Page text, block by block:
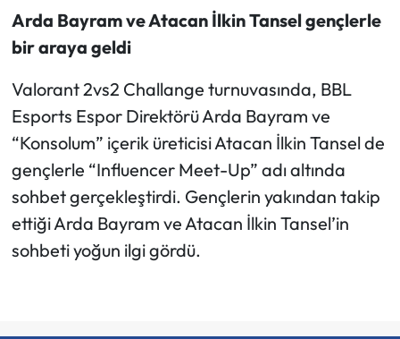
Arda Bayram ve Atacan İlkin Tansel gençlerle
bir araya geldi
Valorant 2vs2 Challange turnuvasında, BBL
Esports Espor Direktörü Arda Bayram ve
“Konsolum” içerik üreticisi Atacan İlkin Tansel de
gençlerle “Influencer Meet-Up” adı altında
sohbet gerçekleştirdi. Gençlerin yakından takip
ettiği Arda Bayram ve Atacan İlkin Tansel’in
sohbeti yoğun ilgi gördü.